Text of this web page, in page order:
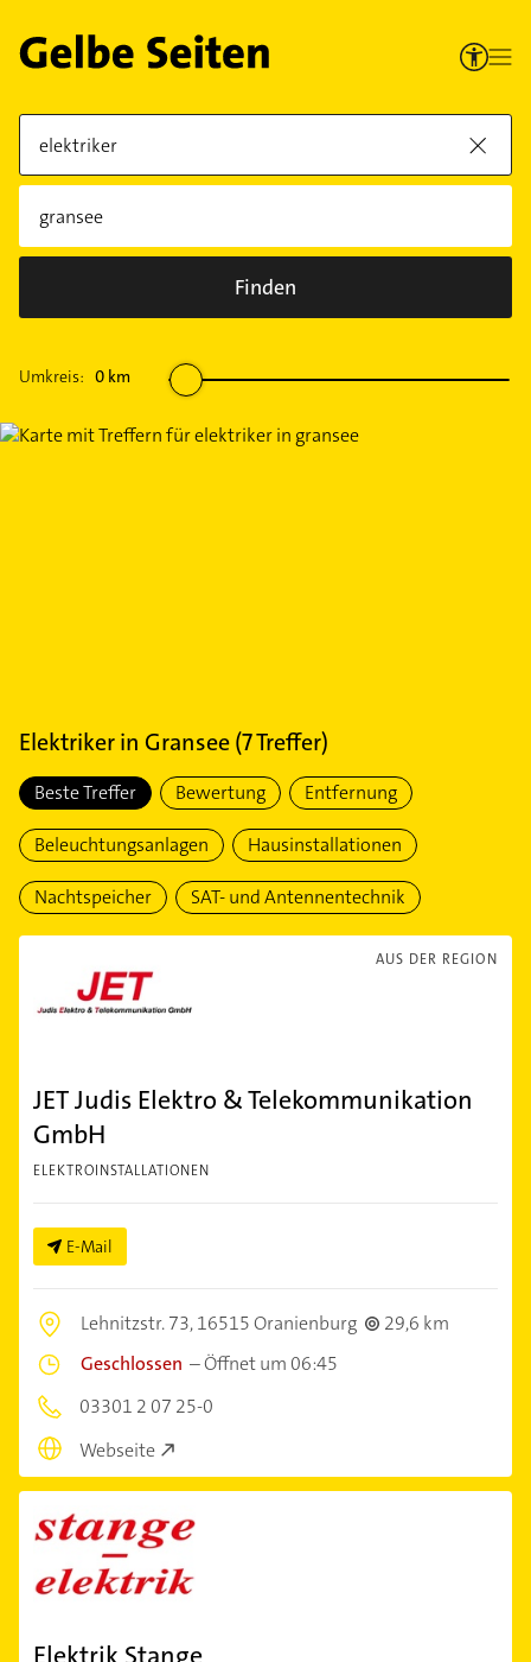
Finden
Umkreis: 0 km
Elektrikerin Gransee(7Treffer)
Beste Treffer Bewertung Entfernung
Beleuchtungsanlagen Hausinstallationen
Nachtspeicher SAT- und Antennentechnik
AUS DER REGION
JET Judis Elektro & Telekommunikation
GmbH
ELEKTROINSTALLATIONEN
E-Mail
Lehnitzstr. 73,16515 Oranienburg
29,6 km
Geschlossen –Öffnet um 06:45
03301 2 07 25-0
Webseite
Elektrik Stange